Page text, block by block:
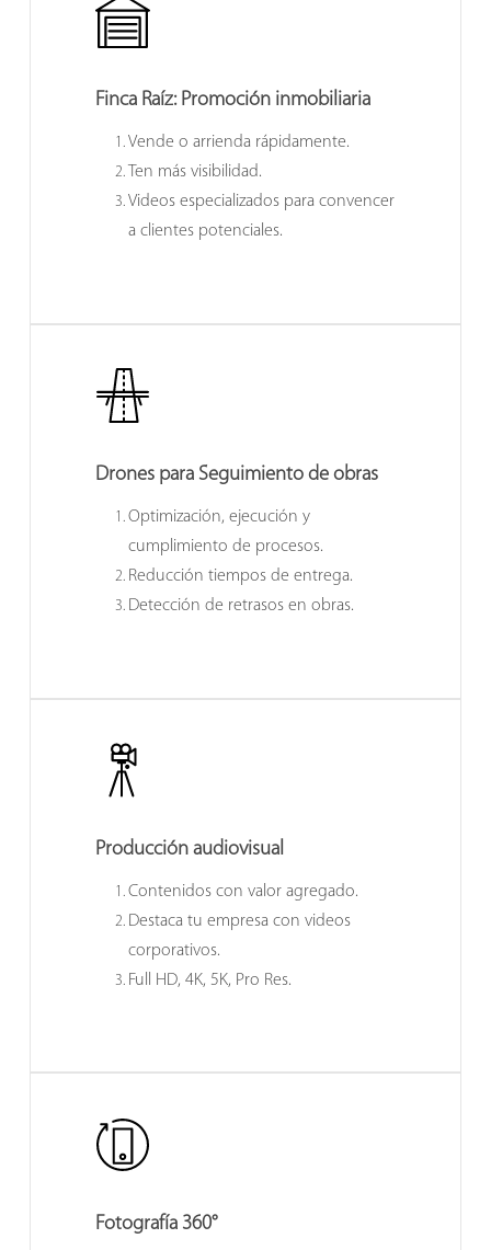
Finca Raíz: Promoción inmobiliaria
Vende o arrienda rápidamente.
Ten más visibilidad.
Videos especializados para convencer
a clientes potenciales.
Drones paraSeguimiento de obras
Optimización, ejecución y
cumplimiento de procesos.
Reducción tiempos de entrega.
Detección de retrasos en obras.
Producción audiovisual
Contenidos con valor agregado.
Destaca tu empresa con videos
corporativos.
Full HD, 4K, 5K, Pro Res.
Fotografía 360°